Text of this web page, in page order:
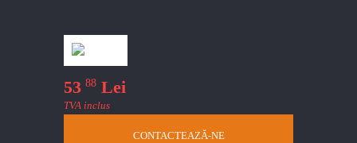
53 88 Lei
TVA inclus
CONTACTEAZĂ-NE